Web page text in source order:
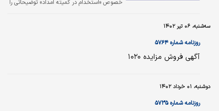
خصوص «استخدام در کمیته امداد» توضیحاتی را
سه‌شنبه، ۰۶ تیر ۱۴۰۲
روزنامه شماره ۵۷۶۴
آگهی فروش مزایده ۱۰۲۰
دوشنبه، ۰۱ خرداد ۱۴۰۲
روزنامه شماره ۵۷۳۵